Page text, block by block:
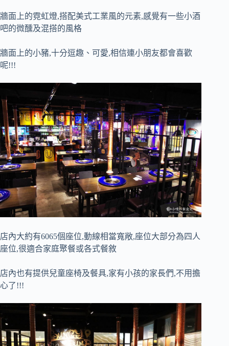
牆面上的霓虹燈,搭配美式工業風的元素,感覺有一些小酒
吧的微醺及混搭的風格
牆面上的小豬,十分逗趣、可愛,相信連小朋友都會喜歡
呢!!!
店內大約有6065個座位,動線相當寬敞,座位大部分為四人
座位,很適合家庭聚餐或各式餐敘
店內也有提供兒童座椅及餐具,家有小孩的家長們,不用擔
心了!!!